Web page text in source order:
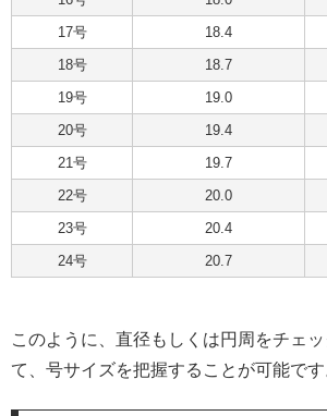
17号
18.4
18号
18.7
19号
19.0
20号
19.4
21号
19.7
22号
20.0
23号
20.4
24号
20.7
このように、直径もしくは円周をチェ
て、号サイズを把握することが可能です